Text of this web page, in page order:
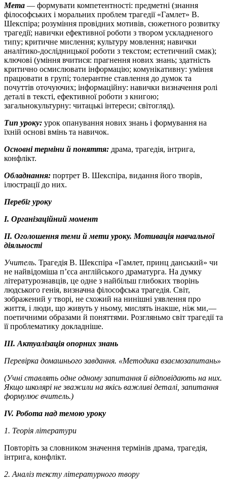
Мета — формувати компетентності: предметні (знання
філософських і моральних проблем трагедії «Гамлет» В.
Шекспіра; розуміння провідних мотивів, сюжетного розвитку
трагедії; навички ефективної роботи з твором ускладненого
типу; критичне мислення; культуру мовлення; навички
аналітико-дослідницької роботи з текстом; естетичний смак);
ключові (уміння вчитися: прагнення нових знань; здатність
критично осмислювати інформацію; комунікативну: уміння
працювати в групі; толерантне ставлення до думок та
почуттів оточуючих; інформаційну: навички визначення ролі
деталі в тексті, ефективної роботи з книгою;
загальнокультурну: читацькі інтереси; світогляд).
Тип уроку: урок опанування нових знань і формування на
їхній основі вмінь та навичок.
Основні терміни й поняття: драма, трагедія, інтрига,
конфлікт.
Обладнання: портрет В. Шекспіра, видання його творів,
ілюстрації до них.
Перебіг уроку
І. Організаційний момент
ІІ. Оголошення теми й мети уроку. Мотивація навчальної
діяльності
Учитель. Трагедія В. Шекспіра «Гамлет, принц данський» чи
не найвідоміша п’єса англійського драматурга. На думку
літературознавців, це одне з найбільш глибоких творінь
людського генія, визначна філософська трагедія. Світ,
зображений у творі, не схожий на нинішні уявлення про
життя, і люди, що живуть у ньому, мислять інакше, ніж ми,—
поетичними образами й поняттями. Розгляньмо світ трагедії та
її проблематику докладніше.
III. Актуалізація опорних знань
Перевірка домашнього завдання. «Методика взаємозапитань»
(Учні ставлять одне одному запитання й відповідають на них.
Якщо школярі не зважили на якісь важливі деталі, запитання
формулює вчитель.)
IV. Робота над темою уроку
1. Теорія літератури
Повторіть за словником значення термінів драма, трагедія,
інтрига, конфлікт.
2. Аналіз тексту літературного твору